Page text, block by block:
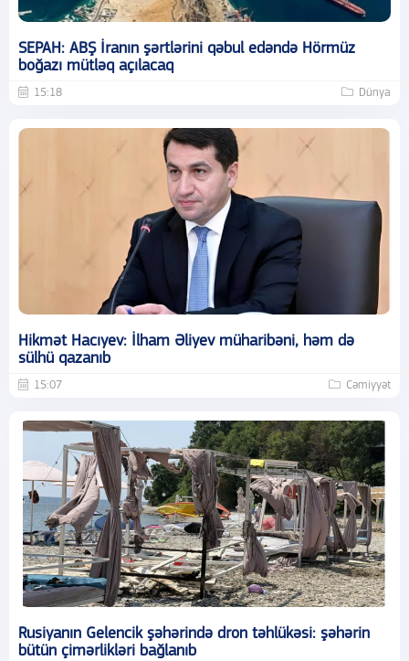
SEPAH: ABŞ İranın şərtlərini qəbul edəndə Hörmüz
boğazı mütləq açılacaq
15:18 Dünya
Hikmət Hacıyev: İlham Əliyev müharibəni, həm də
sülhü qazanıb
15:07 Cəmiyyət
Rusiyanın Gelencik şəhərində dron təhlükəsi: şəhərin
bütün çimərlikləri bağlanıb